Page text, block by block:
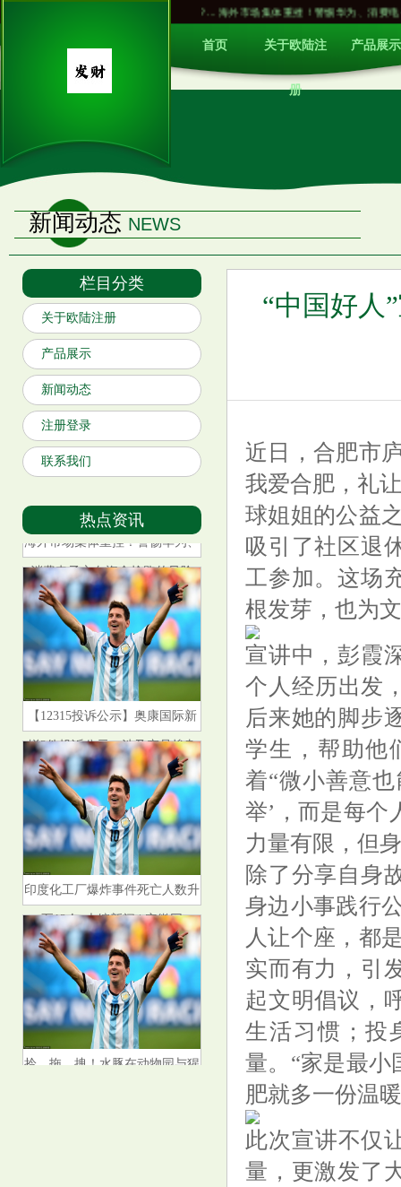
海外市场集体重挫！警惕华为、消费电子
首页 关于欧陆注
册
产品展示
新闻动态 NEWS
栏目分类
关于欧陆注册
产品展示
新闻动态
注册登录
联系我们
热点资讯
狗狗被喷头冲成落汤鸡，偏要咬
住喝水，它咋就这么倔？
海外市场集体重挫！警惕华为、
消费电子方向资金抢跑的风险
【12315投诉公示】奥康国际新
增2件投诉公示，涉及产品掺杂
掺假、以假充真、以次充好问题
等
印度化工厂爆炸事件死亡人数升
至12人_大皖新闻 | 安徽网
拎、拖、拽！水豚在动物园与猩
“中国好人
近日，合肥市
我爱合肥，礼
球姐姐的公益
吸引了社区退
工参加。这场
根发芽，也为
宣讲中，彭霞
个人经历出发
后来她的脚步
学生，帮助他
着“微小善意
举’，而是每个
力量有限，但
除了分享自身
身边小事践行
人让个座，都
实而有力，引
起文明倡议，
生活习惯；投
量。“家是最小
肥就多一份温
此次宣讲不仅
量，更激发了